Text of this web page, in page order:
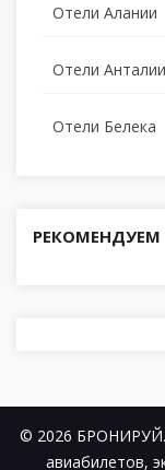
Отели Алании
Отели Анталии
Отели Белека
РЕКОМЕНДУЕМ
© 2026
авиабилетов,